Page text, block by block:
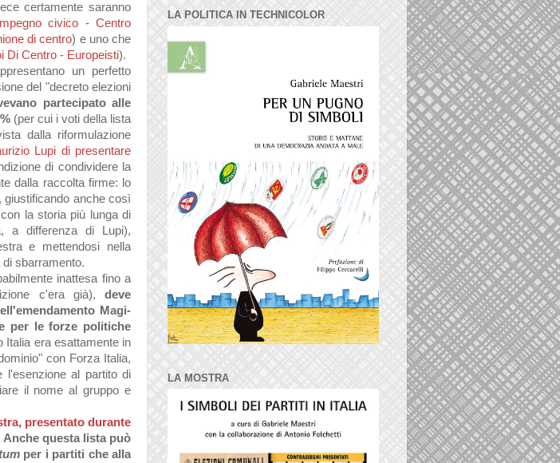
certamente saranno
civico - Centro
di centro) e uno che
Di Centro - Europeisti).
un perfetto
del "decreto elezioni
partecipato alle
(per cui i voti della lista
dalla riformulazione
Lupi di presentare
di condividere la
dalla raccolta firme: lo
giustificando anche così
la storia più lunga di
a differenza di Lupi),
e mettendosi nella
sbarramento.
inattesa fino a
c'era già), deve
Magi-
per le forze politiche
Italia era esattamente in
con Forza Italia,
l'esenzione al partito di
il nome al gruppo e
presentato durante
Anche questa lista può
per i partiti che alla
LA POLITICA IN TECHNICOLOR
LA MOSTRA